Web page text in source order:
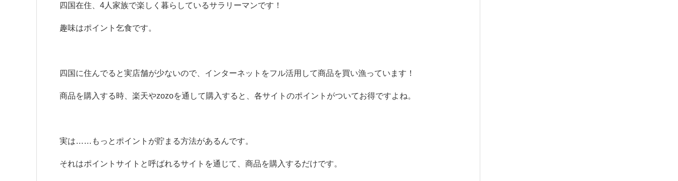
四国在住、4人家族で楽しく暮らしているサラリーマンです！
趣味はポイント乞食です。
四国に住んでると実店舗が少ないので、インターネットをフル活用して商品を買い漁っています！
商品を購入する時、楽天やzozoを通して購入すると、各サイトのポイントがついてお得ですよね。
実は……もっとポイントが貯まる方法があるんです。
それはポイントサイトと呼ばれるサイトを通じて、商品を購入するだけです。